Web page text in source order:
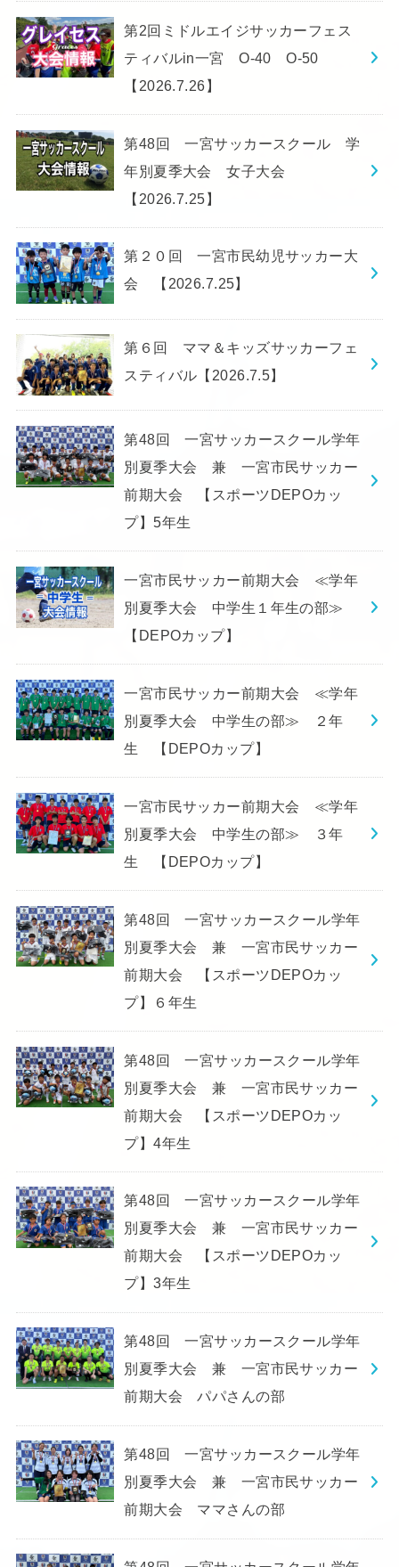
第2回ミドルエイジサッカーフェス
ティバルin一宮 O-40 O-50
【2026.7.26】
第48回 一宮サッカースクール 学
年別夏季大会 女子大会
【2026.7.25】
第２０回 一宮市民幼児サッカー大
会 【2026.7.25】
第６回 ママ＆キッズサッカーフェ
スティバル【2026.7.5】
第48回 一宮サッカースクール学年
別夏季大会 兼 一宮市民サッカー
前期大会 【スポーツDEPOカッ
プ】5年生
一宮市民サッカー前期大会 ≪学年
別夏季大会 中学生１年生の部≫
【DEPOカップ】
一宮市民サッカー前期大会 ≪学年
別夏季大会 中学生の部≫ ２年
生 【DEPOカップ】
一宮市民サッカー前期大会 ≪学年
別夏季大会 中学生の部≫ ３年
生 【DEPOカップ】
第48回 一宮サッカースクール学年
別夏季大会 兼 一宮市民サッカー
前期大会 【スポーツDEPOカッ
プ】６年生
第48回 一宮サッカースクール学年
別夏季大会 兼 一宮市民サッカー
前期大会 【スポーツDEPOカッ
プ】4年生
第48回 一宮サッカースクール学年
別夏季大会 兼 一宮市民サッカー
前期大会 【スポーツDEPOカッ
プ】3年生
第48回 一宮サッカースクール学年
別夏季大会 兼 一宮市民サッカー
前期大会 パパさんの部
第48回 一宮サッカースクール学年
別夏季大会 兼 一宮市民サッカー
前期大会 ママさんの部